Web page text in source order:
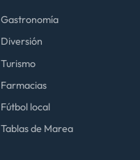
Gastronomía
Diversión
Turismo
Farmacias
Fútbol local
Tablas de Marea